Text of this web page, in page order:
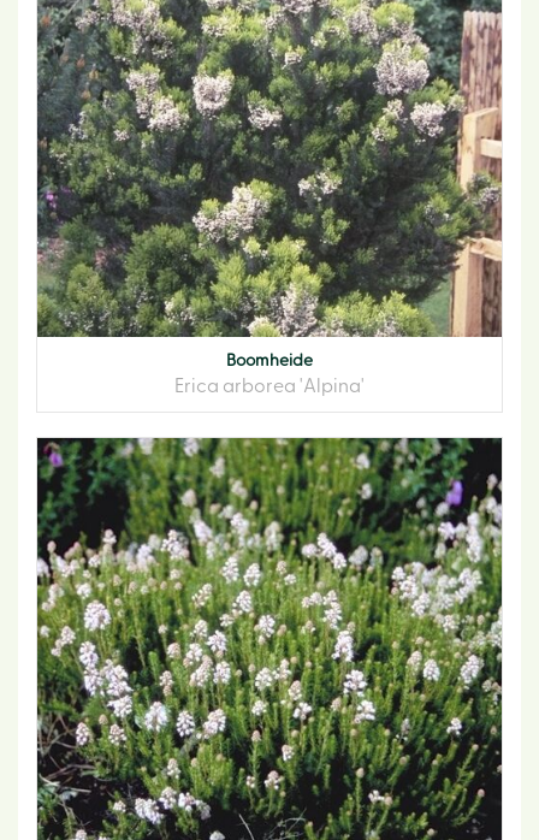
Boomheide
Erica arborea 'Alpina'